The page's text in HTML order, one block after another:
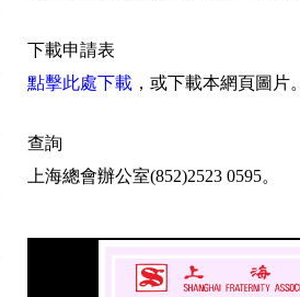
下載申請表
點擊此處下載 ，或下載本網頁圖片。
查詢
上海總會辦公室(852)2523 0595。